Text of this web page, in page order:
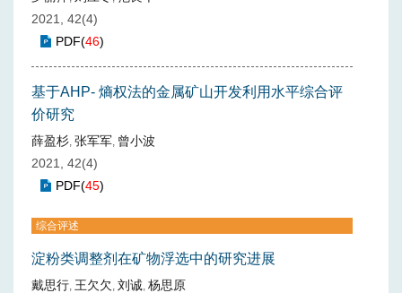
2021, 42(4)
PDF(46)
基于AHP- 熵权法的金属矿山开发利用水平综合评
价研究
薛盈杉, 张军军, 曾小波
2021, 42(4)
PDF(45)
综合评述
淀粉类调整剂在矿物浮选中的研究进展
戴思行, 王欠欠 , 刘诚, 杨思原